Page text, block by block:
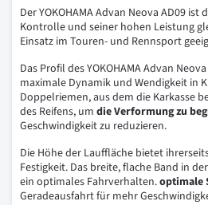
Der YOKOHAMA Advan Neova AD09
Kontrolle und seiner hohen Leistung
Einsatz im Touren- und Rennsport
Das Profil des YOKOHAMA Advan
maximale Dynamik und Wendigkeit in
Doppelriemen, aus dem die Karkasse
des Reifens, um die Verformung zu
Geschwindigkeit zu reduzieren.
Die Höhe der Lauffläche bietet
Festigkeit. Das breite, flache Band in
ein optimales Fahrverhalten.optimale
Geradeausfahrt für mehr